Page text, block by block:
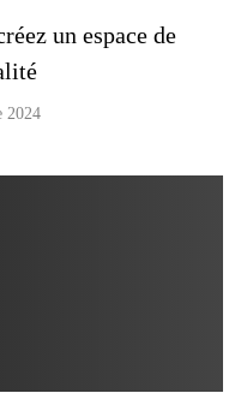
un espace de
2024